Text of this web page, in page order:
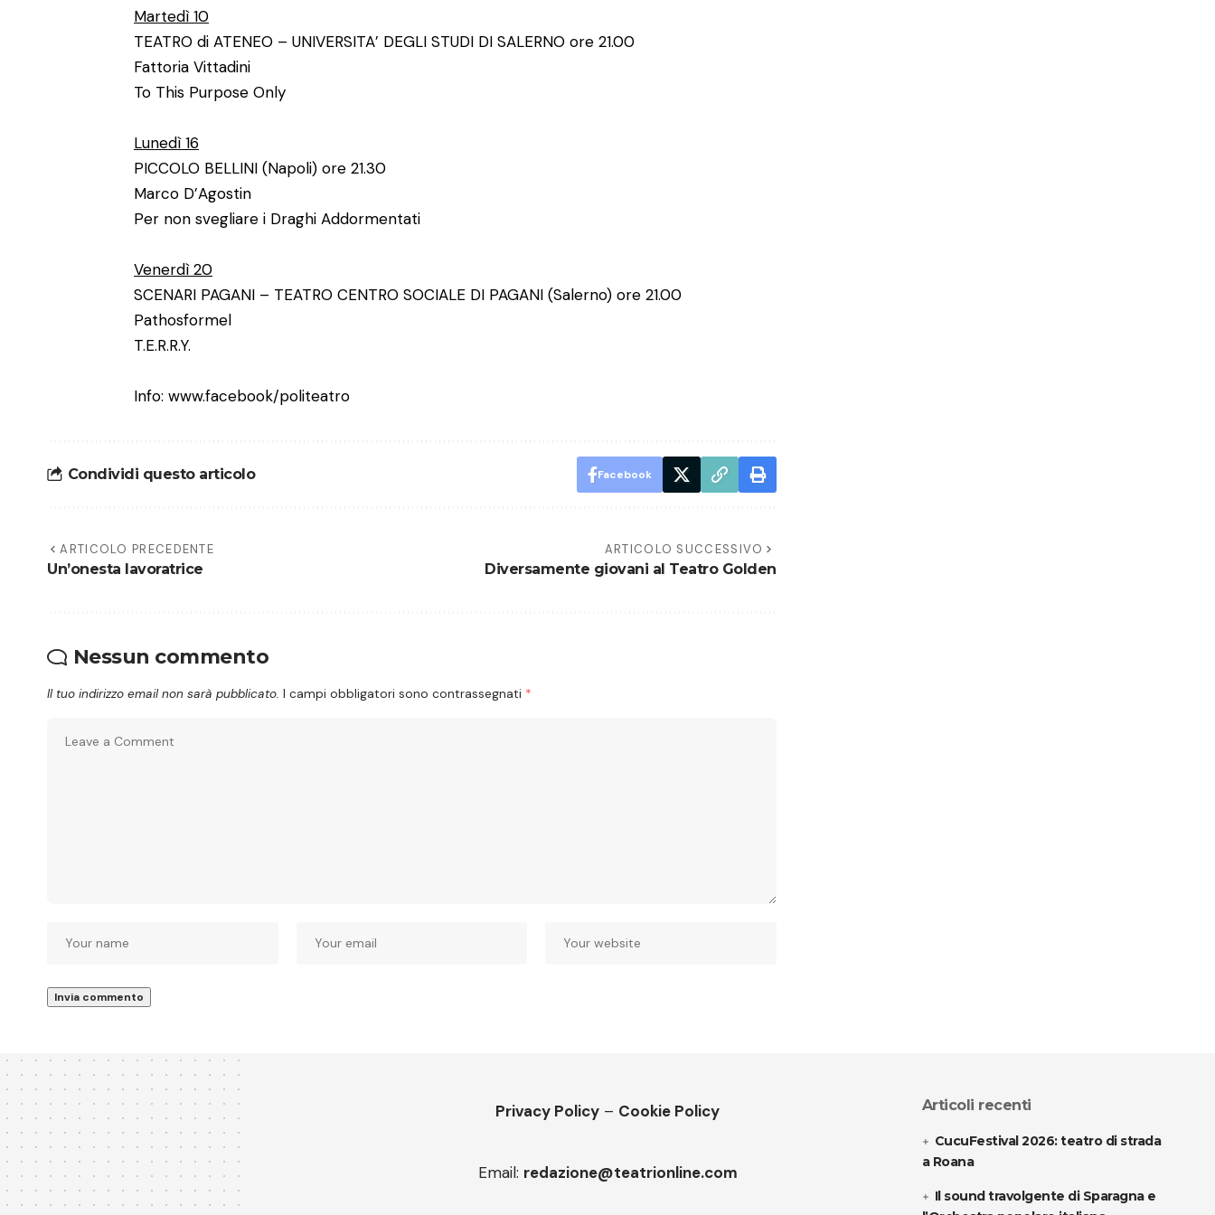
Martedì 10
TEATRO di ATENEO – UNIVERSITA’ DEGLI STUDI DI SALERNO ore 21.00
Fattoria Vittadini
To This Purpose Only
Lunedì 16
PICCOLO BELLINI (Napoli) ore 21.30
Marco D’Agostin
Per non svegliare i Draghi Addormentati
Venerdì 20
SCENARI PAGANI – TEATRO CENTRO SOCIALE DI PAGANI (Salerno) ore 21.00
Pathosformel
T.E.R.R.Y.
Info: www.facebook/politeatro
Condividi questo articolo Facebook
ARTICOLO PRECEDENTE
Un’onesta lavoratrice
ARTICOLO SUCCESSIVO
Diversamente giovani al Teatro Golden
Nessun commento
Il tuo indirizzo email non sarà pubblicato. I campi obbligatori sono contrassegnati *
Privacy Policy – Cookie Policy
Email: redazione@teatrionline.com
Articoli recenti
CucuFestival 2026: teatro di strada
a Roana
Il sound travolgente di Sparagna e